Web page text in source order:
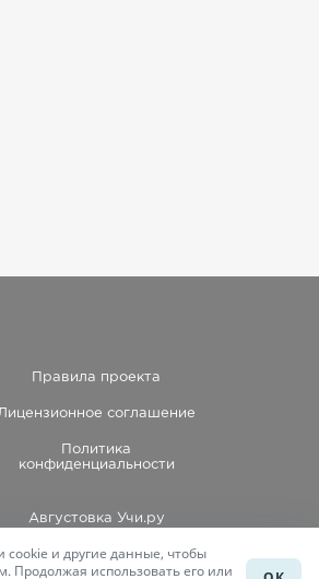
Правила проекта
Лицензионное соглашение
Политика
конфиденциальности
Августовка Учи.ру
Каталог школ
cookie и другие данные, чтобы
Продолжая использовать его или